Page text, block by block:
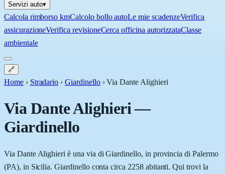
Servizi auto▾
Calcola rimborso kmCalcolo bollo autoLe mie scadenzeVerifica
assicurazioneVerifica revisioneCerca officina autorizzataClasse
ambientale
🔗
Home › Stradario › Giardinello ›Via Dante Alighieri
Via Dante Alighieri—
Giardinello
Via Dante Alighieri è una via di Giardinello, in provincia di Palermo
(PA), in Sicilia. Giardinello conta circa 2258 abitanti. Qui trovi la